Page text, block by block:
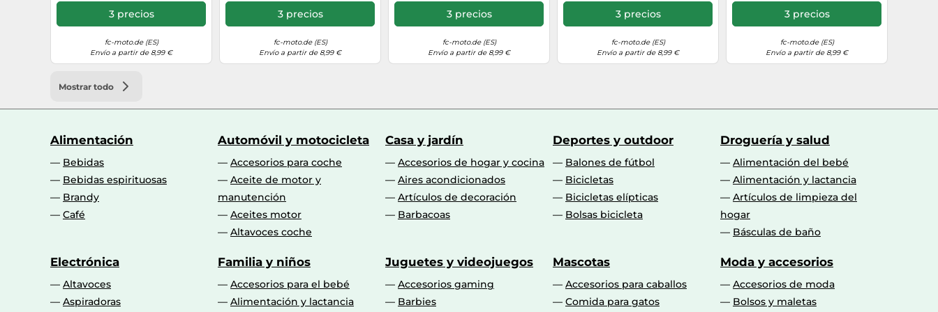
3 precios
fc-moto.de (ES)
Envío a partir de 8,99 €
3 precios
fc-moto.de (ES)
Envío a partir de 8,99 €
3 precios
fc-moto.de (ES)
Envío a partir de 8,99 €
3 precios
fc-moto.de (ES)
Envío a partir de 8,99 €
3 precios
fc-moto.de (ES)
Envío a partir de 8,99 €
Mostrar todo
Alimentación
Bebidas
Bebidas espirituosas
Brandy
Café
Automóvil y motocicleta
Accesorios para coche
Aceite de motor y
manutención
Aceites motor
Altavoces coche
Casa y jardín
Accesorios de hogar y cocina
Aires acondicionados
Artículos de decoración
Barbacoas
Deportes y outdoor
Balones de fútbol
Bicicletas
Bicicletas elípticas
Bolsas bicicleta
Droguería y salud
Alimentación del bebé
Alimentación y lactancia
Artículos de limpieza del
hogar
Básculas de baño
Electrónica
Altavoces
Aspiradoras
Familia y niños
Accesorios para el bebé
Alimentación y lactancia
Juguetes y videojuegos
Accesorios gaming
Barbies
Mascotas
Accesorios para caballos
Comida para gatos
Moda y accesorios
Accesorios de moda
Bolsos y maletas